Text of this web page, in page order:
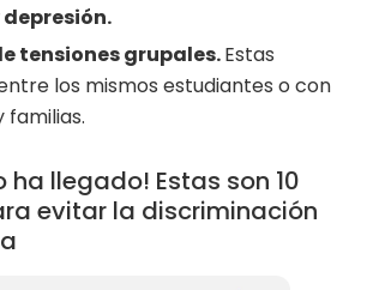
depresión.
tensiones grupales.Estas
los mismos estudiantes o con
familias.
ha llegado! Estas son 10
evitar la discriminación